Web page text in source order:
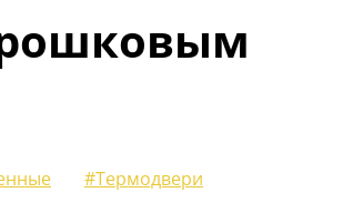
#Термодвери